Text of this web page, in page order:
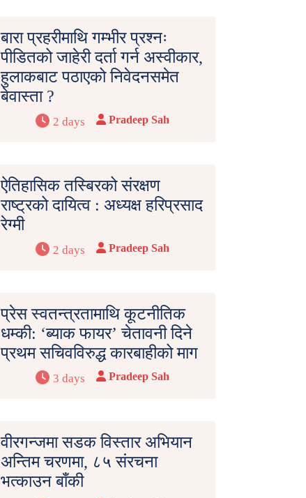
बारा प्रहरीमाथि गम्भीर प्रश्नः
पीडितको जाहेरी दर्ता गर्न अस्वीकार,
हुलाकबाट पठाएको निवेदनसमेत
बेवास्ता ?
2 days Pradeep Sah
ऐतिहासिक तस्बिरको संरक्षण
राष्ट्रको दायित्व : अध्यक्ष हरिप्रसाद
रेग्मी
2 days Pradeep Sah
प्रेस स्वतन्त्रतामाथि कूटनीतिक
धम्की: ‘ब्याक फायर’ चेतावनी दिने
प्रथम सचिवविरुद्ध कारबाहीको माग
3 days Pradeep Sah
वीरगन्जमा सडक विस्तार अभियान
अन्तिम चरणमा, ८५ संरचना
भत्काउन बाँकी